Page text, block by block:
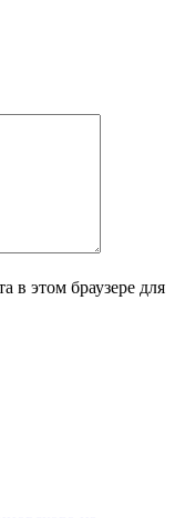
в этом браузере для